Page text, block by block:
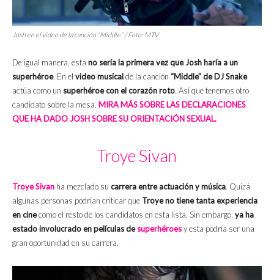
Josh en el video de la canción “Middle” / Foto: MTV
De igual manera, esta no sería la primera vez que Josh haría a un
superhéroe. En el video musicalde la canción “Middle” de DJ Snake
actúa como un superhéroe con el corazón roto. Así que tenemos otro
candidato sobre la mesa. MIRA MÁS SOBRE LAS DECLARACIONES
QUE HA DADO JOSH SOBRE SU ORIENTACIÓN SEXUAL.
Troye Sivan
Troye Sivan ha mezclado su carrera entre actuación y música. Quizá
algunas personas podrían criticar que Troye no tiene tanta experiencia
en cinecomo el resto de los candidatos en esta lista. Sin embargo, ya ha
estado involucrado en películas desuperhéroesy esta podría ser una
gran oportunidad en su carrera.